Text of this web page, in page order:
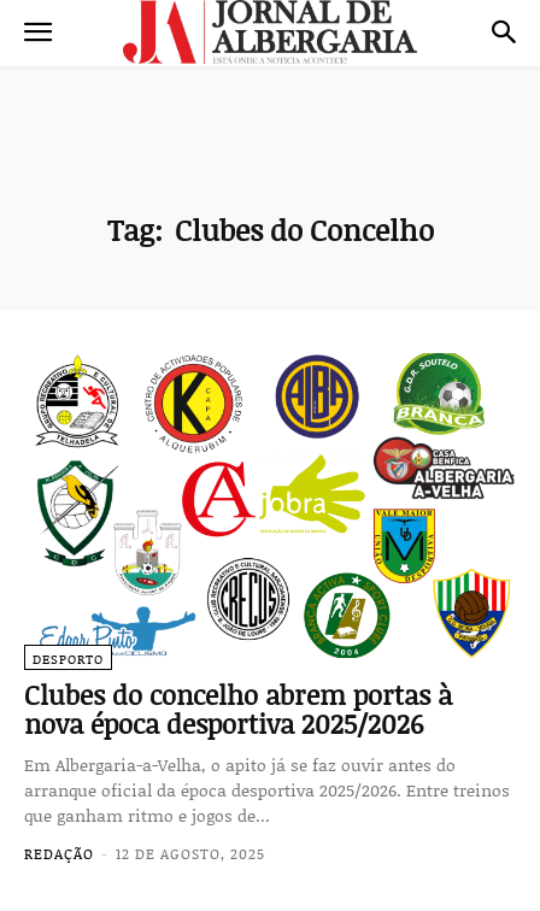
Tag: Clubes do Concelho
DESPORTO
Clubes do concelho abrem portas à
nova época desportiva 2025/2026
Em Albergaria-a-Velha, o apito já se faz ouvir antes do
arranque oficial da época desportiva 2025/2026. Entre treinos
que ganham ritmo e jogos de...
REDAÇÃO - 12 DE AGOSTO, 2025